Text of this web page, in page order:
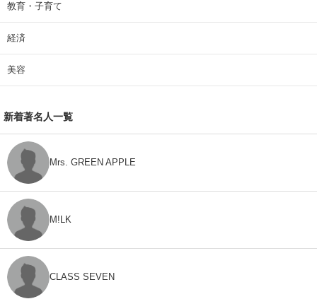
教育・子育て
経済
美容
新着著名人一覧
Mrs. GREEN APPLE
M!LK
CLASS SEVEN